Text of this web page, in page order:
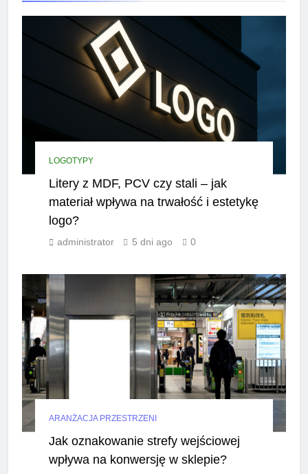
LOGOTYPY
Litery z MDF, PCV czy stali – jak
materiał wpływa na trwałość i estetykę
logo?
administrator 5 dni ago 0
ARANŻACJA PRZESTRZENI
Jak oznakowanie strefy wejściowej
wpływa na konwersję w sklepie?